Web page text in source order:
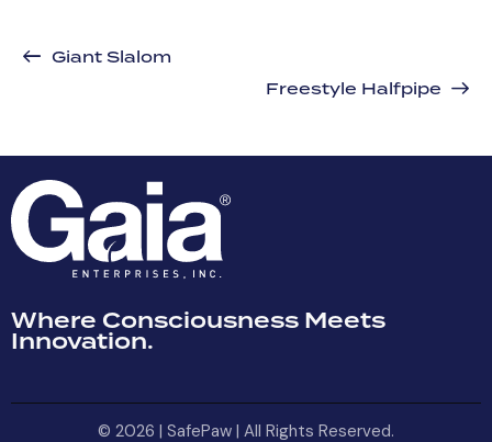
Giant Slalom
Freestyle Halfpipe
Where Consciousness Meets
Innovation.
© 2026 | SafePaw | All Rights Reserved.